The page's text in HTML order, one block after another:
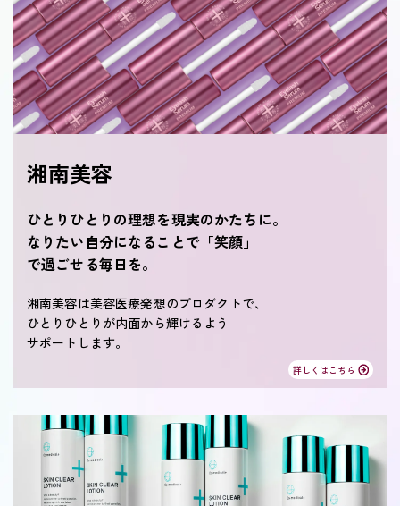
湘南美容
ひとりひとりの理想を現実のかたちに。
なりたい自分になることで「笑顔」
で過ごせる毎日を。
湘南美容は美容医療発想のプロダクトで、
ひとりひとりが内面から輝けるよう
サポートします。
詳しくはこちら